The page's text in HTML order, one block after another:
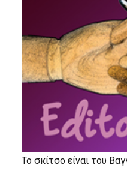
Το σκίτσο είναι του